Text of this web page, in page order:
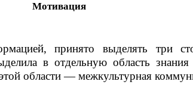
Мотивация
принято выделять три
в отдельную область
области — межкультурная